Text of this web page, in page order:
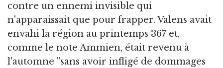
contre un ennemi invisible qui
n'apparaissait que pour frapper. Valens avait
envahi la région au printemps 367 et,
comme le note Ammien, était revenu à
l'automne "sans avoir infligé de dommages